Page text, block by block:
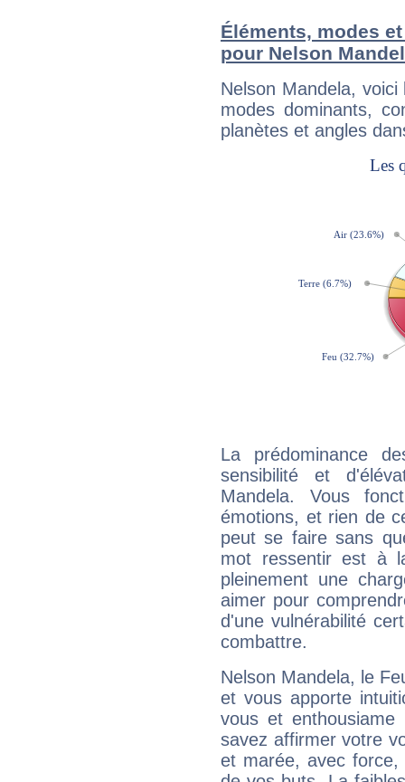
Éléments, modes
pour Nelson
Nelson Mandela,
modes dominants,
planètes et angles
La prédominance
sensibilité et
Mandela. Vous
émotions, et rien de
peut se faire sans
mot ressentir est à
pleinement une
aimer pour
d'une vulnérabilité
combattre.
Nelson Mandela, le
et vous apporte
vous et
savez affirmer votre
et marée, avec